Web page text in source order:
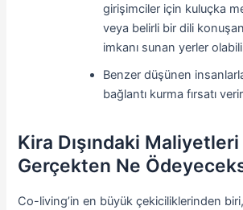
girişimciler için kuluçka
veya belirli bir dili
imkanı sunan yerler
Benzer düşünen
bağlantı kurma fırsatı
Kira Dışındaki
Gerçekten Ne
Co-living’in en büyük çekiciliklerinden